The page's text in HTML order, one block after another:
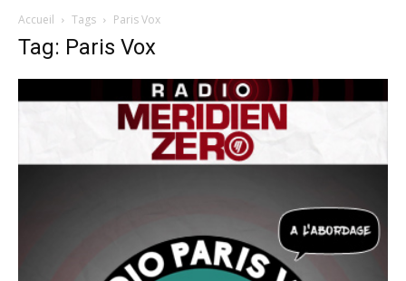
Accueil Tags Paris Vox
Tag: Paris Vox